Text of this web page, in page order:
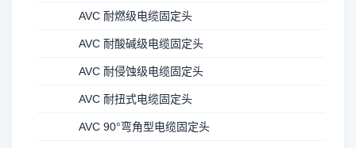
AVC 耐燃级电缆固定头
AVC 耐酸碱级电缆固定头
AVC 耐侵蚀级电缆固定头
AVC 耐扭式电缆固定头
AVC 90°弯角型电缆固定头